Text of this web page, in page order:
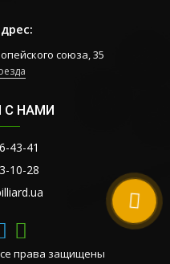
союза, 35
С НАМИ
43-41
10-28
права защищены